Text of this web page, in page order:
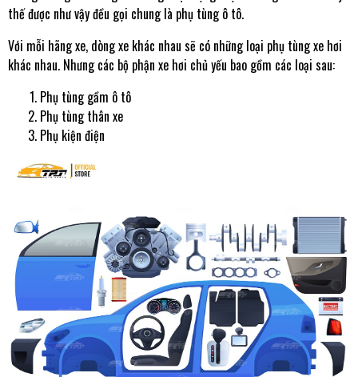
thế được như vậy đều gọi chung là phụ tùng ô tô.
Với mỗi hãng xe, dòng xe khác nhau sẽ có những loại phụ tùng xe hơi
khác nhau. Nhưng các bộ phận xe hơi chủ yếu bao gồm các loại sau:
Phụ tùng gầm ô tô
Phụ tùng thân xe
Phụ kiện điện